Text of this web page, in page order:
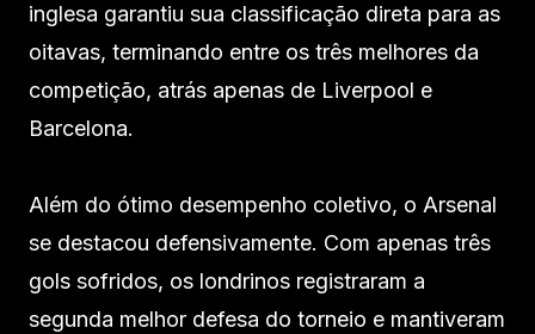
inglesa garantiu sua classificação direta para as
oitavas, terminando entre os três melhores da
competição, atrás apenas de Liverpool e
Barcelona.
Além do ótimo desempenho coletivo, o Arsenal
se destacou defensivamente. Com apenas três
gols sofridos, os londrinos registraram a
segunda melhor defesa do torneio e mantiveram